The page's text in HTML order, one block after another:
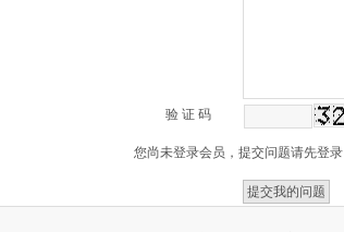
验 证 码
您尚未登录会员，提交问题请先登录